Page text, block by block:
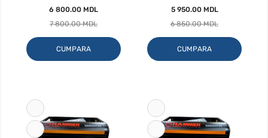
6 800.00 MDL
7 800.00 MDL
CUMPARA
5 950.00 MDL
6 850.00 MDL
CUMPARA